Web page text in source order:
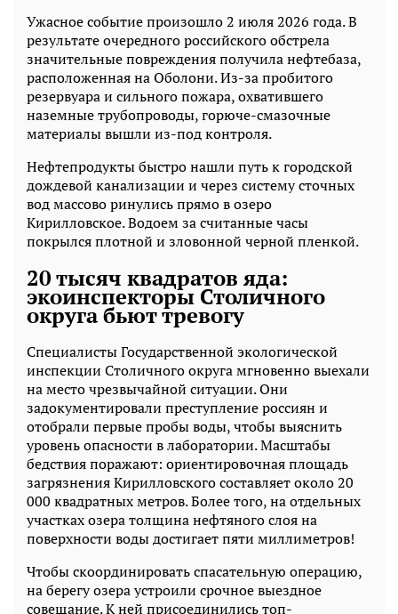
Ужасное событие произошло 2 июля 2026 года. В
результате очередного российского обстрела
значительные повреждения получила нефтебаза,
расположенная на Оболони. Из-за пробитого
резервуара и сильного пожара, охватившего
наземные трубопроводы, горюче-смазочные
материалы вышли из-под контроля.
Нефтепродукты быстро нашли путь к городской
дождевой канализации и через систему сточных
вод массово ринулись прямо в озеро
Кирилловское. Водоем за считанные часы
покрылся плотной и зловонной черной пленкой.
20 тысяч квадратов яда:
экоинспекторы Столичного
округа бьют тревогу
Специалисты Государственной экологической
инспекции Столичного округа мгновенно выехали
на место чрезвычайной ситуации. Они
задокументировали преступление россиян и
отобрали первые пробы воды, чтобы выяснить
уровень опасности в лаборатории. Масштабы
бедствия поражают: ориентировочная площадь
загрязнения Кирилловского составляет около 20
000 квадратных метров. Более того, на отдельных
участках озера толщина нефтяного слоя на
поверхности воды достигает пяти миллиметров!
Чтобы скоординировать спасательную операцию,
на берегу озера устроили срочное выездное
совещание. К ней присоединились топ-